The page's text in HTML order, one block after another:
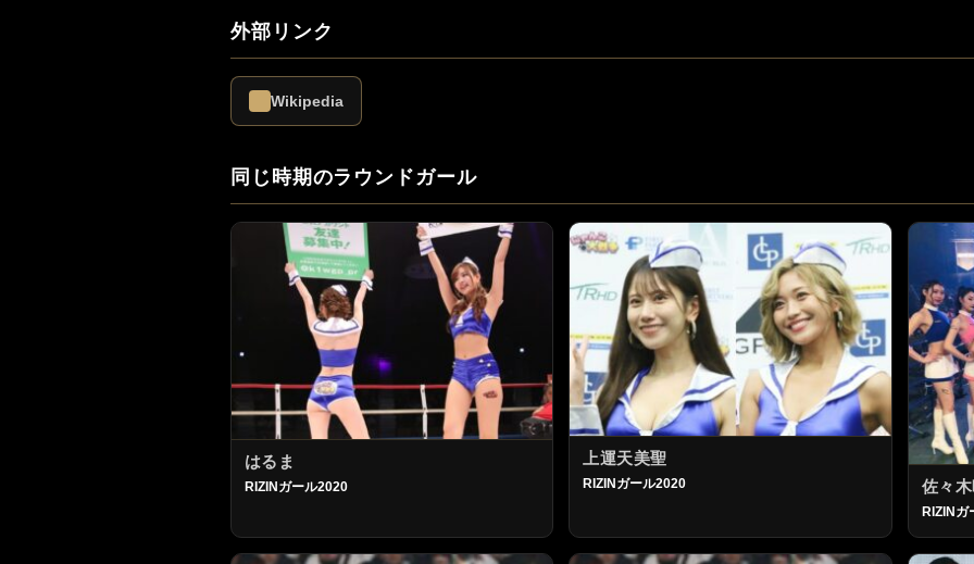
外部リンク
Wikipedia
同じ時期のラウンドガール
はるま
RIZINガール2020
上運天美聖
RIZINガール2020 佐々
RIZINガ